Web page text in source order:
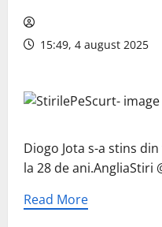
15:49, 4 august 2025
Diogo Jota s-a stins
la 28 de ani.AngliaStiri
Read More